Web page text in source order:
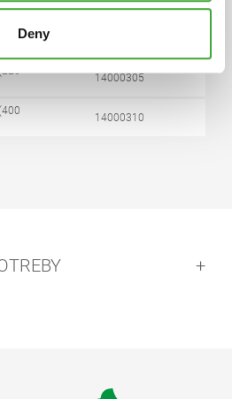
Deny
14000305
14000310